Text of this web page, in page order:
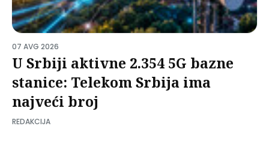
07 AVG 2026
U Srbiji aktivne 2.354 5G bazne
stanice: Telekom Srbija ima
najveći broj
REDAKCIJA